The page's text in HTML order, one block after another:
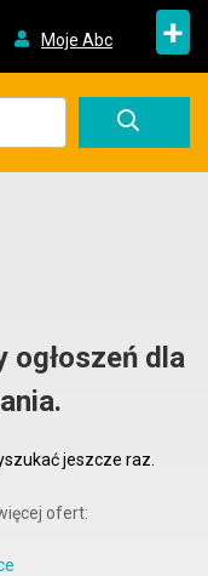
Moje Abc +
ogłoszeń dla
jeszcze raz.
ofert: